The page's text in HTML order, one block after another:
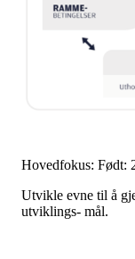
Hovedfokus: Født:
Utvikle evne til å
utviklings- mål.